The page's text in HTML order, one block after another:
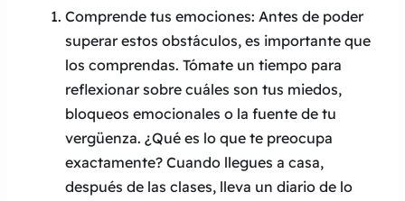
Comprende tus emociones: Antes de poder
superar estos obstáculos, es importante que
los comprendas. Tómate un tiempo para
reflexionar sobre cuáles son tus miedos,
bloqueos emocionales o la fuente de tu
vergüenza. ¿Qué es lo que te preocupa
exactamente? Cuando llegues a casa,
después de las clases, lleva un diario de lo